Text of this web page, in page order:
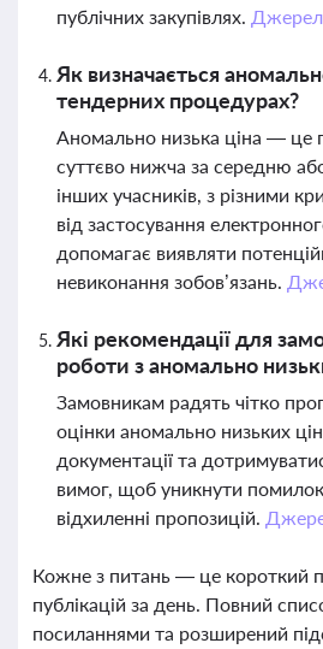
публічних закупівлях.
Як визначається
тендерних процедурах?
Аномально низька ціна — це
суттєво нижча за середню
інших учасників, з різними
від застосування
допомагає виявляти
невиконання зобов’язань.
Які рекомендації для
роботи з аномально
Замовникам радять чітко
оцінки аномально низьких
документації та
вимог, щоб уникнути помилок
відхиленні пропозицій.
Кожне з питань — це короткий
публікацій за день. Повний
посиланнями та розширений